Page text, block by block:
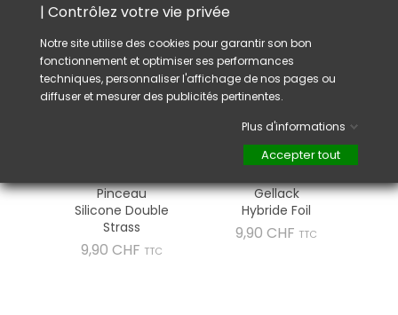
VOUS AIMEREZ AUSSI
Pinceau
Silicone Double
Strass
9,90 CHF Prix
TTC
Gellack
Hybride Foil
9,90 CHF Prix
TTC
| Contrôlez votre vie privée
Notre site utilise des cookies pour garantir son bon
fonctionnement et optimiser ses performances
techniques, personnaliser l'affichage de nos pages ou
diffuser et mesurer des publicités pertinentes.
Plus d'informations
Accepter tout